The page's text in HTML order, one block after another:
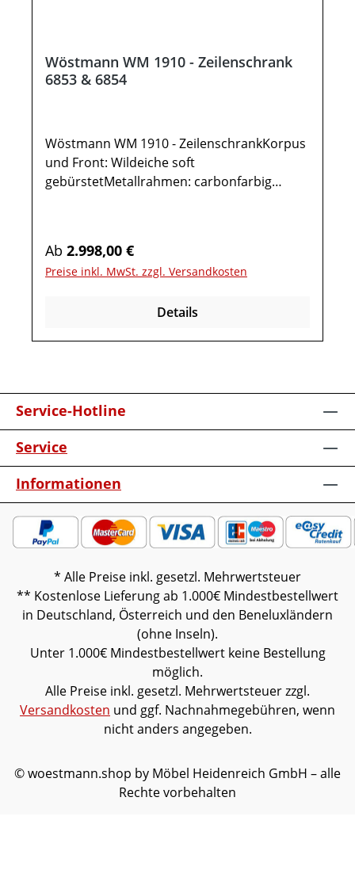
Wöstmann WM 1910 - Zeilenschrank
6853 & 6854
Wöstmann WM 1910 - ZeilenschrankKorpus
und Front: Wildeiche soft
gebürstetMetallrahmen: carbonfarbig
spiegelseitig: Wöstmann WM 1910 -
Zeilenschrank 68541x Zeilenschrank 68531
Böden12 Fächer (hinter Türen)Optional:LED-
(Restmontage kann erforderlich
sein).Farben können auf verschiedenen
Bildschirmen abweichen. Deko oder andere
Beimöbel sind nicht enthalten. Abbildung
kann abweichen.
Regulärer Preis:
Ab 2.998,00 €
Preise inkl. MwSt. zzgl. Versandkosten
Details
Service-Hotline
Service
Informationen
* Alle Preise inkl. gesetzl. Mehrwertsteuer
** Kostenlose Lieferung ab 1.000€ Mindestbestellwert
in Deutschland, Österreich und den Beneluxländern
(ohne Inseln).
Unter 1.000€ Mindestbestellwert keine Bestellung
möglich.
Alle Preise inkl. gesetzl. Mehrwertsteuer zzgl.
Versandkosten und ggf. Nachnahmegebühren, wenn
nicht anders angegeben.
© woestmann.shop by Möbel Heidenreich GmbH – alle
Rechte vorbehalten